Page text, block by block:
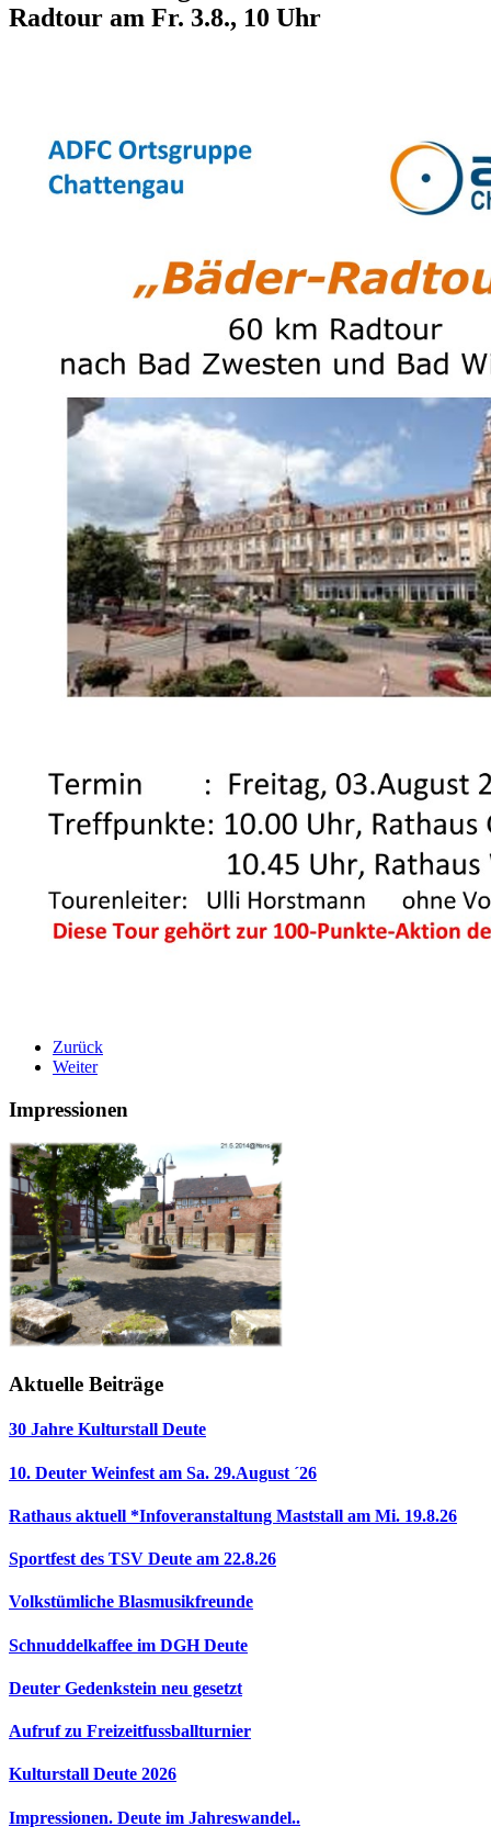
Radtour am Fr. 3.8., 10 Uhr
Zurück
Weiter
Impressionen
Aktuelle Beiträge
30 Jahre Kulturstall Deute
10. Deuter Weinfest am Sa. 29.August ´26
Rathaus aktuell *Infoveranstaltung Maststall am Mi. 19.8.26
Sportfest des TSV Deute am 22.8.26
Volkstümliche Blasmusikfreunde
Schnuddelkaffee im DGH Deute
Deuter Gedenkstein neu gesetzt
Aufruf zu Freizeitfussballturnier
Kulturstall Deute 2026
Impressionen. Deute im Jahreswandel..